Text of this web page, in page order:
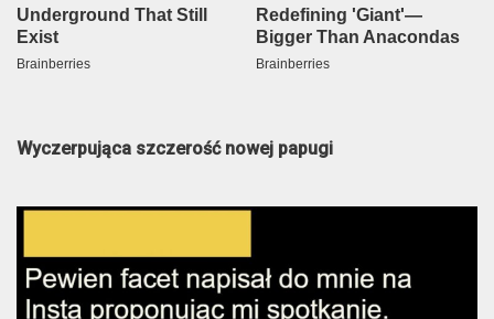
Wyczerpująca szczerość nowej papugi